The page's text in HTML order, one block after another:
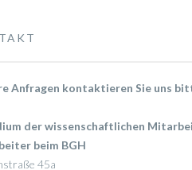
Anfragen kontaktieren Sie uns
der wissenschaftlichen
beim BGH
45a